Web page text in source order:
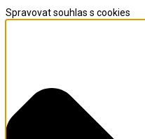
Spravovat souhlas s cookies